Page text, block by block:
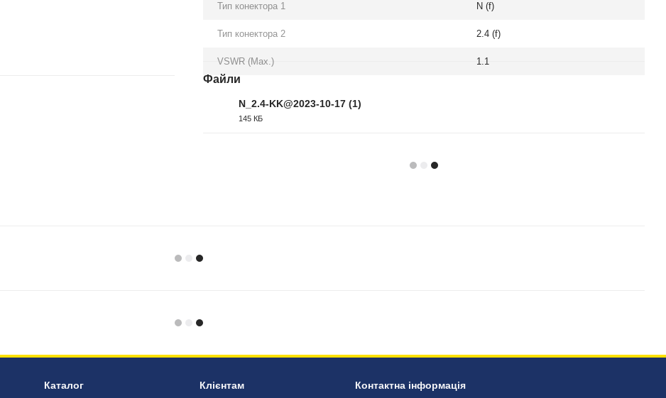
Тип конектора 1 N (f)
Тип конектора 2 2.4 (f)
VSWR (Max.) 1.1
Файли
N_2.4-KK@2023-10-17 (1)
145 КБ
Каталог Клієнтам Контактна інформація